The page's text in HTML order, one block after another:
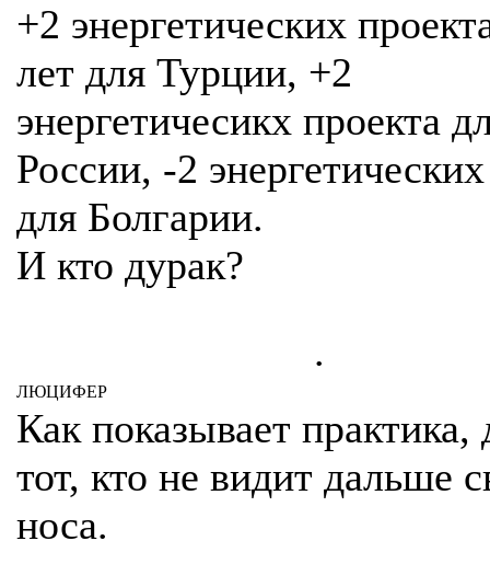
+2 энергетических
лет для Турции, +2
энергетичесикх проекта
России, -2
для Болгарии.
И кто дурак?
.
ЛЮЦИФЕР
Как показывает практика,
тот, кто не видит дальше
носа.